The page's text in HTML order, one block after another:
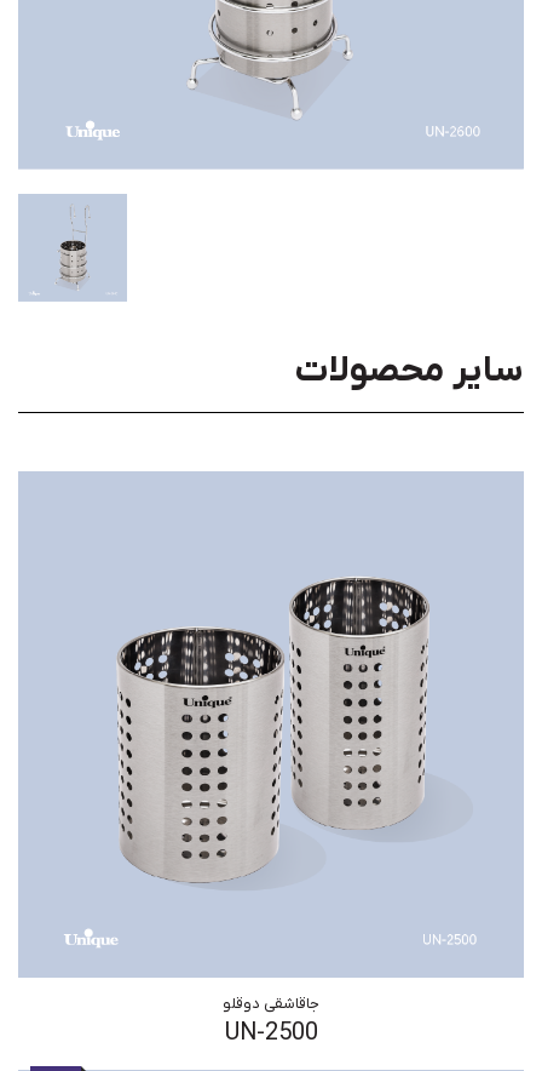
سایر محصولات
جاقاشقی دوقلو
UN-2500